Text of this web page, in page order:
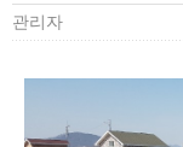
관리자